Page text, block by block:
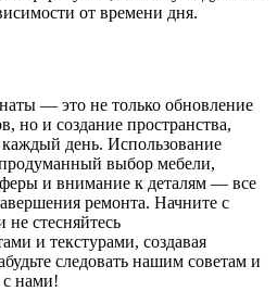
от времени дня.
— это не только обновление
но и создание пространства,
каждый день. Использование
выбор мебели,
и внимание к деталям — все
ремонта. Начните с
не стесняйтесь
и текстурами, создавая
следовать нашим советам и
с нами!